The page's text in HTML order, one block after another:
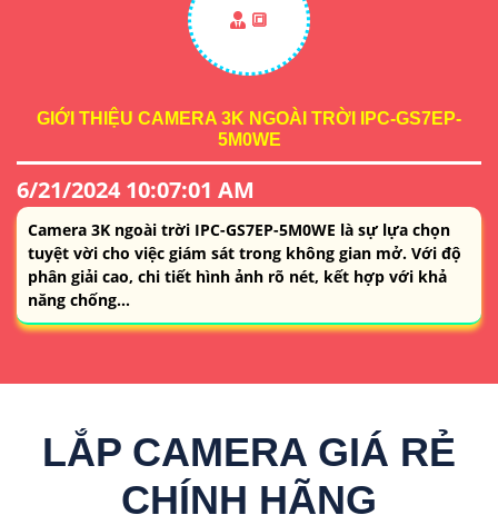
🔳
GIỚI THIỆU CAMERA 3K NGOÀI TRỜI IPC-GS7EP-
5M0WE
6/21/2024 10:07:01 AM
Camera 3K ngoài trời IPC-GS7EP-5M0WE là sự lựa chọn
tuyệt vời cho việc giám sát trong không gian mở. Với độ
phân giải cao, chi tiết hình ảnh rõ nét, kết hợp với khả
năng chống...
LẮP CAMERA GIÁ RẺ
CHÍNH HÃNG